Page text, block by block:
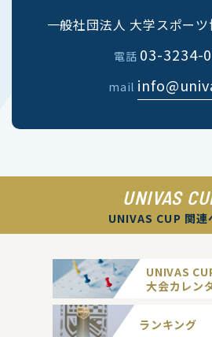
一般社団法人 大学スポー
電話 03-3234-
mail
UNIVAS
UNIVAS CUP 関連
UNIVAS
大会カレン
ランキング